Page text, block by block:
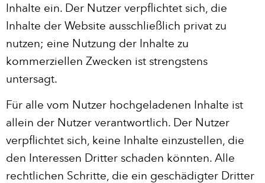
Inhalte ein. Der Nutzer verpflichtet sich, die
Inhalte der Website ausschließlich privat zu
nutzen; eine Nutzung der Inhalte zu
kommerziellen Zwecken ist strengstens
untersagt.
Für alle vom Nutzer hochgeladenen Inhalte ist
allein der Nutzer verantwortlich. Der Nutzer
verpflichtet sich, keine Inhalte einzustellen, die
den Interessen Dritter schaden könnten. Alle
rechtlichen Schritte, die ein geschädigter Dritter